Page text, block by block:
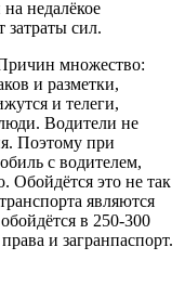
недалёкое
затраты сил.
множество:
и разметки,
и телеги,
Водители не
Поэтому при
с водителем,
это не так
являются
в 250-300
и загранпаспорт.